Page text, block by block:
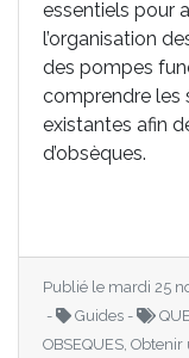
essentiels pour
l’organisation
des pompes
comprendre les
existantes afin
d’obsèques.
Publié le mardi 25
-
Guides -
OBSEQUES,